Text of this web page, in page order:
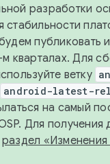
разработки
стабильности
публиковать
кварталах. Для
ветку
android-latest-
на самый
Для получения
раздел «Изменения